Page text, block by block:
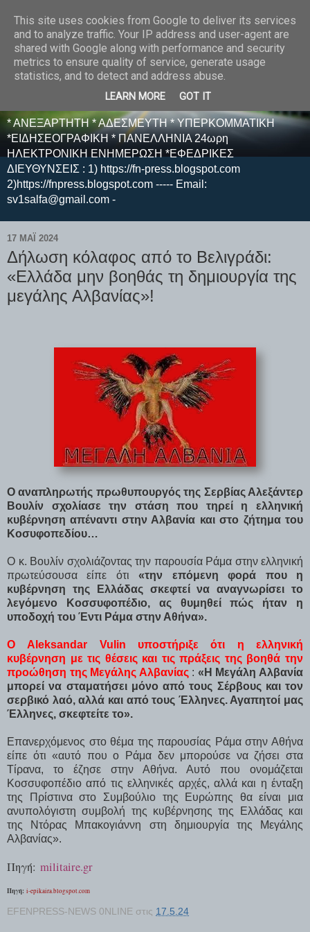
E F E N P R E S S -
ΗΛΕΚΤΡΟΝΙΚΗ
ΕΦΗΜΕΡΙΔΑ
* ΑΝΕΞΑΡΤΗΤΗ * ΑΔΕΣΜΕΥΤΗ * ΥΠΕΡΚΟΜΜΑΤΙΚΗ
*ΕΙΔΗΣΕΟΓΡΑΦΙΚΗ * ΠΑΝΕΛΛΗΝΙΑ 24ωρη
ΗΛΕΚΤΡΟΝΙΚΗ ΕΝΗΜΕΡΩΣΗ *ΕΦΕΔΡΙΚΕΣ
ΔΙΕΥΘΥΝΣΕΙΣ : 1) https://fn-press.blogspot.com
2)https://fnpress.blogspot.com ----- Email:
sv1salfa@gmail.com -
17 ΜΑΪ́ 2024
Δήλωση κόλαφος από το Βελιγράδι:
«Ελλάδα μην βοηθάς τη δημιουργία της
μεγάλης Αλβανίας»!
Ο αναπληρωτής πρωθυπουργός της Σερβίας Αλεξάντερ
Βουλίν σχολίασε την στάση που τηρεί η ελληνική
κυβέρνηση απέναντι στην Αλβανία και στο ζήτημα του
Κοσυφοπεδίου…
Ο κ. Βουλίν σχολιάζοντας την παρουσία Ράμα στην ελληνική
πρωτεύσουσα είπε ότι«την επόμενη φορά που η
κυβέρνηση της Ελλάδας σκεφτεί να αναγνωρίσει το
λεγόμενο Κοσσυφοπέδιο, ας θυμηθεί πώς ήταν η
υποδοχή του Έντι Ράμα στην Αθήνα».
Ο Aleksandar Vulin υποστήριξε ότι η ελληνική
κυβέρνηση με τις θέσεις και τις πράξεις της βοηθά την
προώθηση της Μεγάλης Αλβανίας: «Η Μεγάλη Αλβανία
μπορεί να σταματήσει μόνο από τους Σέρβους και τον
σερβικό λαό, αλλά και από τους Έλληνες. Αγαπητοί μας
Έλληνες, σκεφτείτε το».
Επανερχόμενος στο θέμα της παρουσίας Ράμα στην Αθήνα
είπε ότι «αυτό που ο Ράμα δεν μπορούσε να ζήσει στα
Τίρανα, το έζησε στην Αθήνα. Αυτό που ονομάζεται
Κοσσυφοπέδιο από τις ελληνικές αρχές, αλλά και η ένταξη
της Πρίστινα στο Συμβούλιο της Ευρώπης θα είναι μια
ανυπολόγιστη συμβολή της κυβέρνησης της Ελλάδας και
της Ντόρας Μπακογιάννη στη δημιουργία της Μεγάλης
Αλβανίας».
Πηγή: militaire.gr
Πηγή: i-epikaira.blogspot.com
EFENPRESS-NEWS 0NLINE στις 17.5.24
This site uses cookies from Google to deliver its services
and to analyze traffic. Your IP address and user-agent are
shared with Google along with performance and security
metrics to ensure quality of service, generate usage
statistics, and to detect and address abuse.
LEARN MORE GOT IT